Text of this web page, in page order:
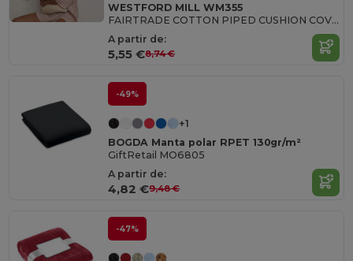
WESTFORD MILL WM355
FAIRTRADE COTTON PIPED CUSHION COVER
A partir de:
5,55 €8,74 €
-49%
+1
BOGDA Manta polar RPET 130gr/m²
GiftRetail MO6805
A partir de:
4,82 €9,48 €
-47%